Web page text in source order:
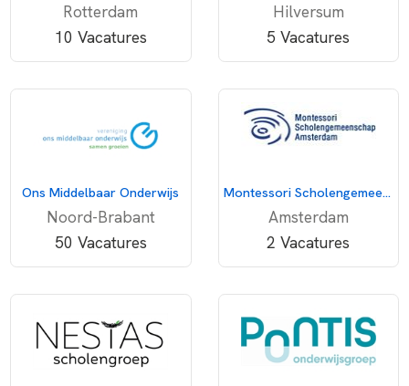
Rotterdam
10 Vacatures
Hilversum
5 Vacatures
Ons Middelbaar Onderwijs
Noord-Brabant
50 Vacatures
Montessori Scholengemeenschap Amsterdam
Amsterdam
2 Vacatures